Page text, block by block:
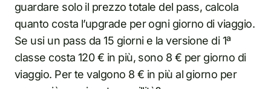
guardare solo il prezzo totale del pass, calcola
quanto costa l’upgrade per ogni giorno di viaggio.
Se usi un pass da 15 giorni e la versione di 1ª
classe costa 120 € in più, sono 8 € per giorno di
viaggio. Per te valgono 8 € in più al giorno per